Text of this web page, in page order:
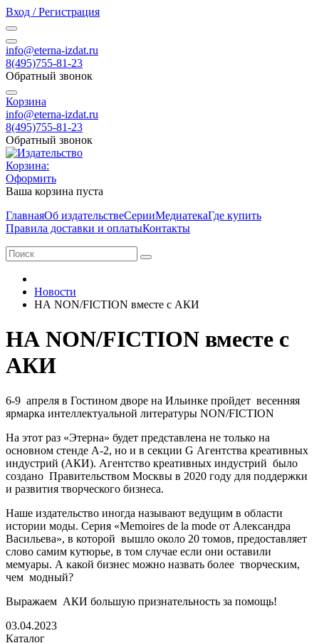
Вход / Регистрация
info@eterna-izdat.ru
8(495)755-81-23
Обратный звонок
Корзина
info@eterna-izdat.ru
8(495)755-81-23
Обратный звонок
Корзина:
Оформить
Ваша корзина пуста
ГлавнаяОб издательствеСерииМедиатекаГде купить
Правила доставки и оплатыКонтакты
Новости
НА NON/FICTION вместе с АКИ
НА NON/FICTION вместе с
АКИ
6-9 апреля в Гостином дворе на Ильинке пройдет весенняя
ярмарка интеллектуальной литературы NON/FICTION
На этот раз «Этерна» будет представлена не только на
основном стенде А-2, но и в секции G Агентства креативных
индустрий (АКИ). Агентство креативных индустрий было
создано Правительством Москвы в 2020 году для поддержки
и развития творческого бизнеса.
Наше издательство иногда называют ведущим в области
истории моды. Серия «Memoires de la mode от Александра
Васильева», в которой вышло около 20 томов, предоставляет
слово самим кутюрье, в том случае если они оставили
мемуары. А какой бизнес можно назвать более творческим,
чем модный?
Выражаем АКИ большую признательность за помощь!
03.04.2023
Каталог